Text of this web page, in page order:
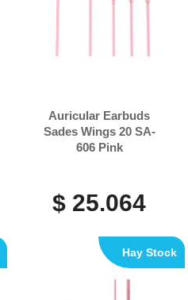
Auricular Earbuds
Sades Wings 20 SA-
606 Pink
$ 25.064
Hay Stock